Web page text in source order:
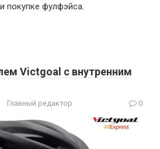
покупке фулфэйса.
Victgoal с внутренним
Главный редактор 0